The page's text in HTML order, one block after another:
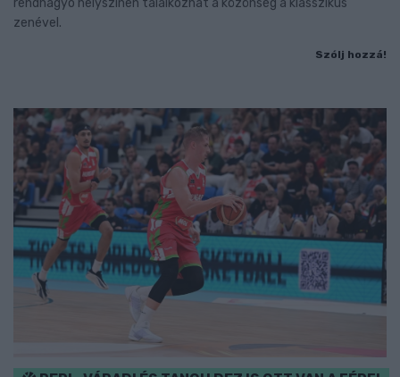
rendhagyó helyszínen találkozhat a közönség a klasszikus
zenével.
Szólj hozzá!